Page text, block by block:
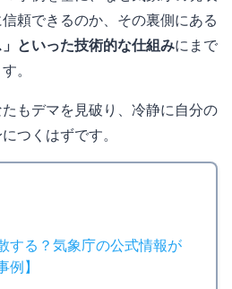
頼できるのか、その裏側にある
」といった技術的な仕組みにまで
。
もデマを見破り、冷静に自分の
つくはずです。
する？気象庁の公式情報が
】